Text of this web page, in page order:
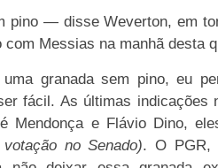
pino — disse Weverton, em
Messias na manhã desta
granada sem pino, eu
fácil. As últimas indicações
Mendonça e Flávio Dino,
no Senado). O PGR,